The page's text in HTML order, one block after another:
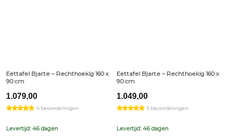
Eettafel Bjarte – Rechthoekig 160 x
90 cm
1.079,00
4 beoordelingen
Levertijd: 46 dagen
Eettafel Bjarte – Rechthoekig 160 x
90 cm
1.049,00
5 beoordelingen
Levertijd: 46 dagen